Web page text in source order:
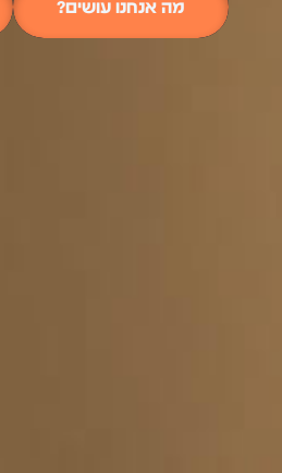
מה אנחנו עושים?